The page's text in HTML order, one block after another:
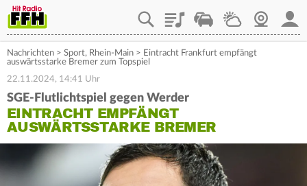
PlaylistStaupilotWetterWebcam
Nachrichten > Sport, Rhein-Main > Eintracht Frankfurt empfängt
auswärtsstarke Bremer zum Topspiel
22.11.2024, 14:41 Uhr
SGE-Flutlichtspiel gegen Werder
EINTRACHT EMPFÄNGT
AUSWÄRTSSTARKE BREMER